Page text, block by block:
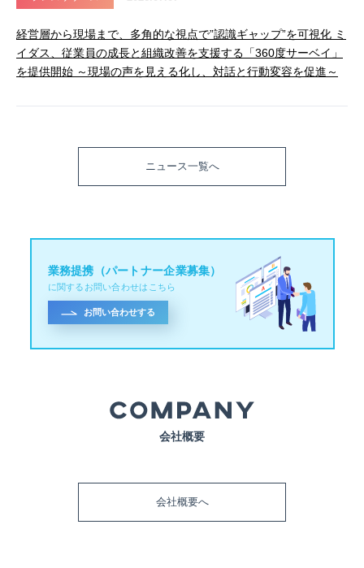
経営層から現場まで、多角的な視点で”認識ギャップ”を可視化 ミ
イダス、従業員の成長と組織改善を支援する「360度サーベイ」
を提供開始 ～現場の声を見える化し、対話と行動変容を促進～
ニュース一覧へ
業務提携（パートナー企業募集）
に関するお問い合わせはこちら
お問い合わせする
会社概要
会社概要へ